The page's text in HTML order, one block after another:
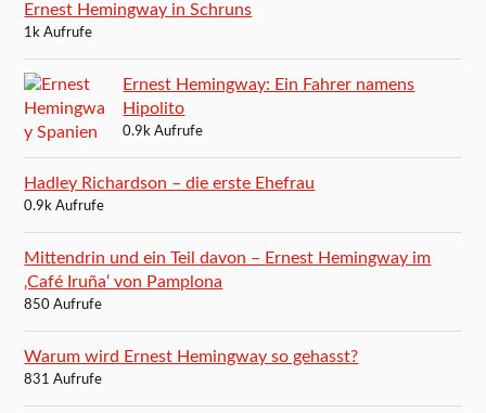
Ernest Hemingway in Schruns
1k Aufrufe
Ernest Hemingway: Ein Fahrer namens
Hipolito
0.9k Aufrufe
Hadley Richardson – die erste Ehefrau
0.9k Aufrufe
Mittendrin und ein Teil davon – Ernest Hemingway im
‚Café Iruña‘ von Pamplona
850 Aufrufe
Warum wird Ernest Hemingway so gehasst?
831 Aufrufe